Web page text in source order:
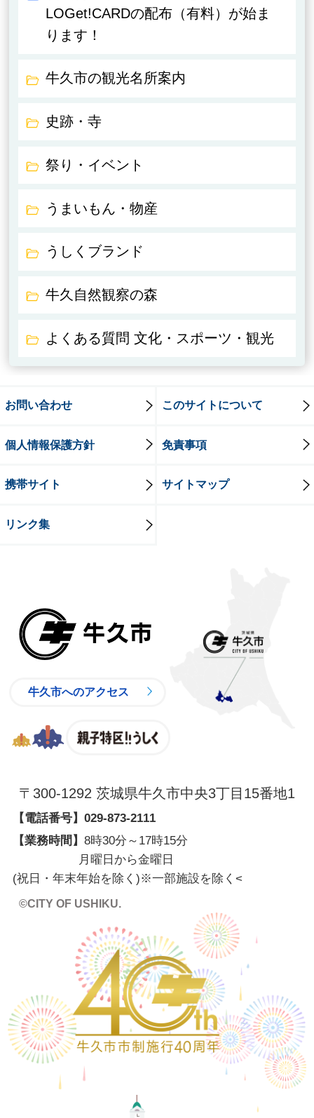
LOGet!CARDの配布（有料）が始ま
ります！
牛久市の観光名所案内
史跡・寺
祭り・イベント
うまいもん・物産
うしくブランド
牛久自然観察の森
よくある質問 文化・スポーツ・観光
お問い合わせ このサイトについて
個人情報保護方針 免責事項
携帯サイト サイトマップ
リンク集
牛久市へのアクセス
〒300-1292 茨城県牛久市中央3丁目15番地1
【電話番号】 029-873-2111
【業務時間】 8時30分～17時15分
月曜日から金曜日
(祝日・年末年始を除く)※一部施設を除く <
©CITY OF USHIKU.